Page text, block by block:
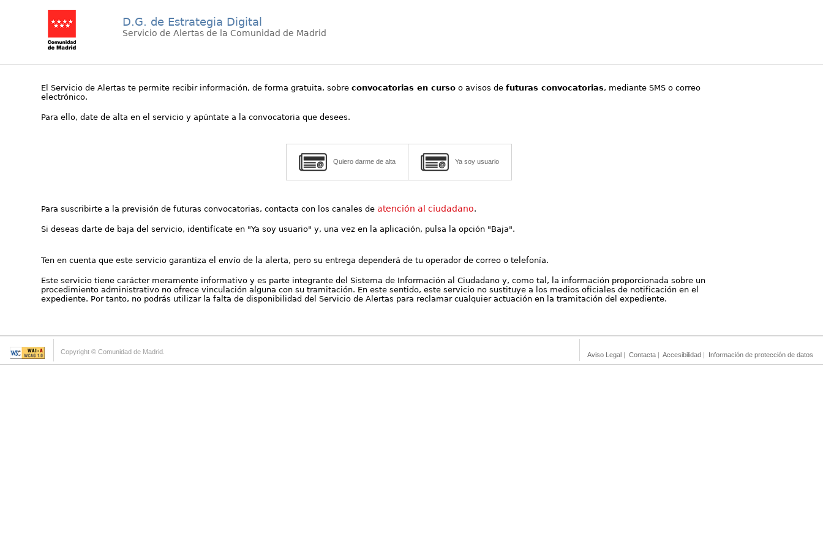
D.G. de Estrategia Digital
Servicio de Alertas de la Comunidad de Madrid
El Servicio de Alertas te permite recibir información, de forma gratuita, sobreconvocatorias en curso o avisos defuturas convocatorias, mediante SMS o correo
electrónico.
Para ello, date de alta en el servicio y apúntate a la convocatoria que desees.
Quiero darme de alta Ya soy usuario
Para suscribirte a la previsión de futuras convocatorias, contacta con los canales deatención al ciudadano.
Si deseas darte de baja del servicio, identifícate en "Ya soy usuario" y, una vez en la aplicación, pulsa la opción "Baja".
Ten en cuenta que este servicio garantiza el envío de la alerta, pero su entrega dependerá de tu operador de correo o telefonía.
Este servicio tiene carácter meramente informativo y es parte integrante del Sistema de Información al Ciudadano y, como tal, la información proporcionada sobre un
procedimiento administrativo no ofrece vinculación alguna con su tramitación. En este sentido, este servicio no sustituye a los medios oficiales de notificación en el
expediente. Por tanto, no podrás utilizar la falta de disponibilidad del Servicio de Alertas para reclamar cualquier actuación en la tramitación del expediente.
Copyright © Comunidad de Madrid. Aviso Legal | Contacta | Accesibilidad | Información de protección de datos